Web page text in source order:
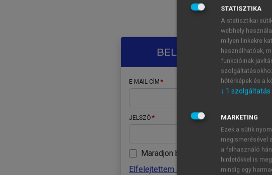
A
BELÉPÉS SAJÁT
E-MAIL-CÍM
JELSZÓ
Maradjon belépve
Elfelejtettem a jelszavamat
STATISZTIKA
A statisztikai
webhely
milyen linkekre
használhatóak,
funkcióinak
hőtérképek és a
↓ 1 szolgáltatás
MARKETING
Ezek a sütik
megismerésével
a felhasználó
hirdetőkkel is
mindig egy